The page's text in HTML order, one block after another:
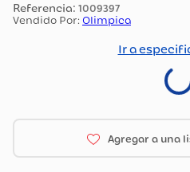
: 1009397
Vendido Por: Olimpica
Ir a